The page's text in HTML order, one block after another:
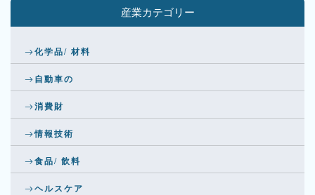
産業カテゴリー
化学品/ 材料
自動車の
消費財
情報技術
食品/ 飲料
ヘルスケア